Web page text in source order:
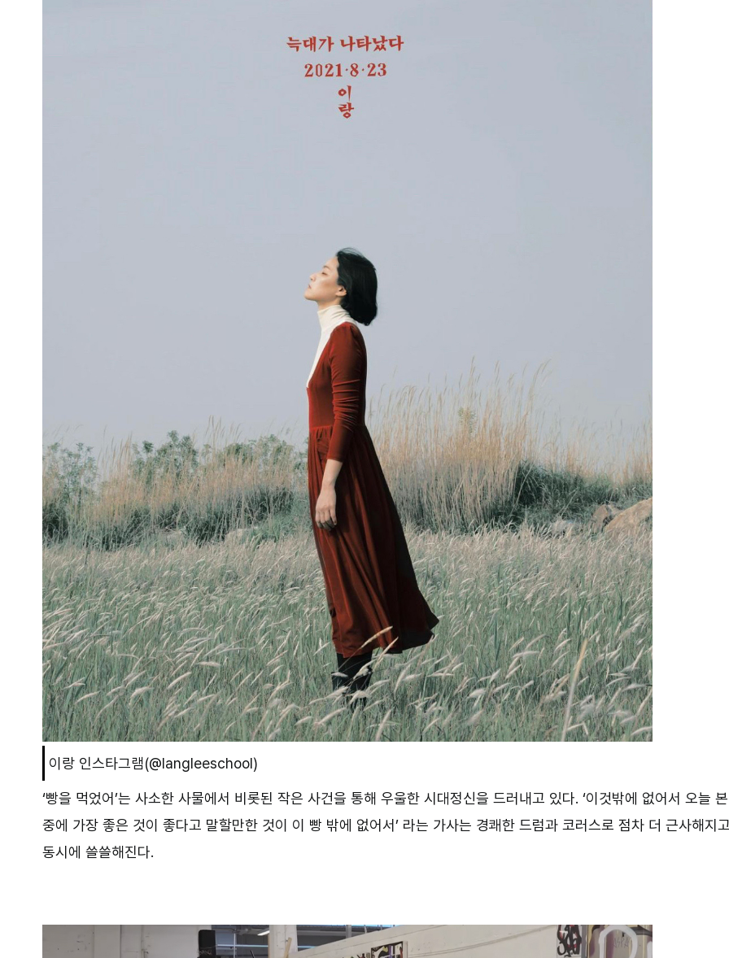
이랑 인스타그램(@langleeschool)
‘빵을 먹었어’는 사소한 사물에서 비롯된 작은 사건을 통해 우울한 시대정신을 드러내고 있다. ‘이것밖에 없어서 오늘
중에 가장 좋은 것이 좋다고 말할만한 것이 이 빵 밖에 없어서’ 라는 가사는 경쾌한 드럼과 코러스로 점차 더 근사해지
동시에 쓸쓸해진다.